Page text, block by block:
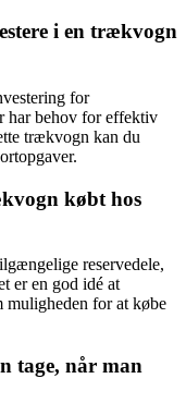
i en trækvogn
for
har behov for effektiv
trækvogn kan du
købt hos
reservedele,
er en god idé at
muligheden for at købe
tage, når man